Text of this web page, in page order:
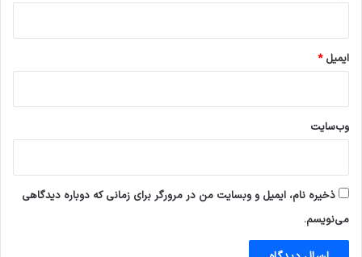
ایمیل*
وب‌سایت
ذخیره نام، ایمیل و وبسایت من در مرورگر برای زمانی که دوباره دیدگاهی
می‌نویسم.